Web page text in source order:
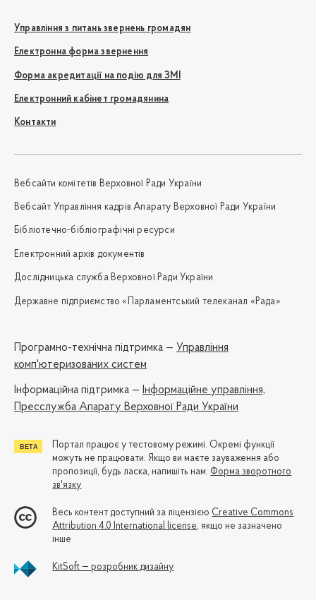
Управління з питань звернень громадян
Електронна форма звернення
Форма акредитації на подію для ЗМІ
Електронний кабінет громадянина
Контакти
Вебсайти комітетів Верховної Ради України
Вебсайт Управління кадрів Апарату Верховної Ради України
Бібліотечно-бібліографічні ресурси
Електронний архів документів
Дослідницька служба Верховної Ради України
Державне підприємство «Парламентський телеканал «Рада»
Програмно-технічна підтримка — Управління
комп'ютеризованих систем
Iнформаційна підтримка — Інформаційне управління,
Пресслужба Апарату Верховної Ради України
Портал працює у тестовому режимі. Окремі функції
можуть не працювати. Якщо ви маєте зауваження або
пропозиції, будь ласка, напишіть нам: Форма зворотного
зв'язку
Весь контент доступний за ліцензією Creative Commons
Attribution 4.0 International license, якщо не зазначено
інше
KitSoft — розробник дизайну